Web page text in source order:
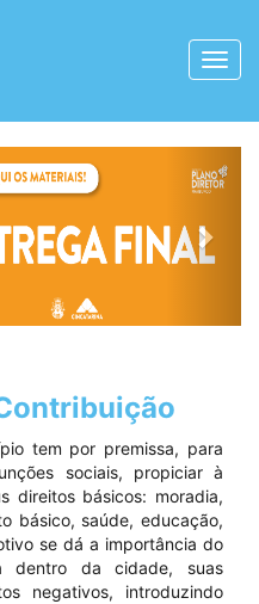
tem por premissa, para
sociais, propiciar à
direitos básicos: moradia,
básico, saúde, educação,
se dá a importância do
dentro da cidade, suas
negativos, introduzindo